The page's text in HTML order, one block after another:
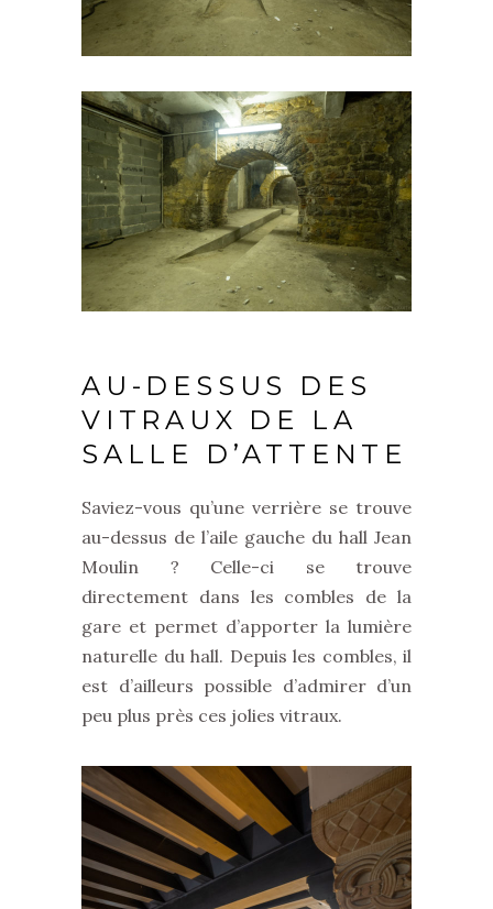
AU-DESSUS DES
VITRAUX DE LA
SALLE D’ATTENTE
Saviez-vous qu’une verrière se trouve
au-dessus de l’aile gauche du hall Jean
Moulin ? Celle-ci se trouve
directement dans les combles de la
gare et permet d’apporter la lumière
naturelle du hall. Depuis les combles, il
est d’ailleurs possible d’admirer d’un
peu plus près ces jolies vitraux.